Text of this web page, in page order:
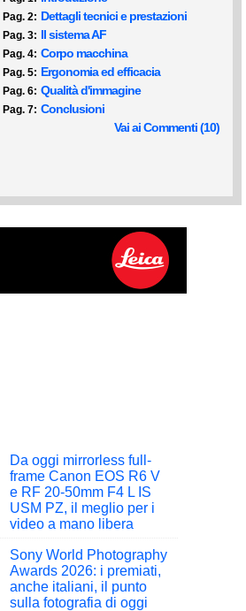
Pag. 2: Dettagli tecnici e prestazioni
Pag. 3: Il sistema AF
Pag. 4: Corpo macchina
Pag. 5: Ergonomia ed efficacia
Pag. 6: Qualità d'immagine
Pag. 7: Conclusioni
Vai ai Commenti (10)
Da oggi mirrorless full-
frame Canon EOS R6 V
e RF 20-50mm F4 L IS
USM PZ, il meglio per i
video a mano libera
Sony World Photography
Awards 2026: i premiati,
anche italiani, il punto
sulla fotografia di oggi